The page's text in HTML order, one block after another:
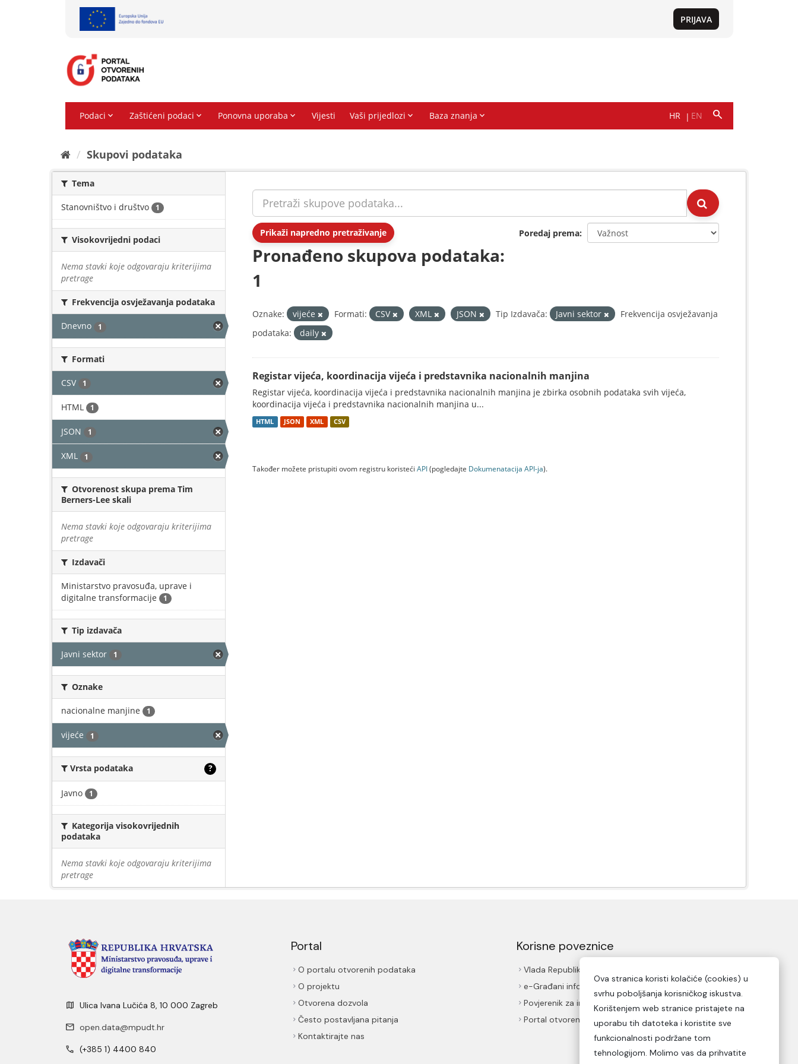
Skupovi podаtаkа
Tema
Stanovništvo i društvo 1
Visokovrijedni podaci
Nema stavki koje odgovaraju kriterijima
pretrage
Frekvencija osvježavanja podataka
Dnevno 1
Formati
CSV 1
HTML 1
JSON 1
XML 1
Otvorenost skupa prema Tim
Berners-Lee skali
Nema stavki koje odgovaraju kriterijima
pretrage
Izdavači
Ministarstvo pravosuđa, uprave i
digitalne transformacije
1
Tip izdavača
Javni sektor 1
Oznake
nacionalne manjine 1
vijeće 1
Vrsta podataka ?
Javno 1
Kategorija visokovrijednih
podataka
Nema stavki koje odgovaraju kriterijima
pretrage
Prikaži napredno pretraživanje Poredaj prema
Pronađeno skupova podataka:
1
Oznake: vijeće Formati: CSV XML JSON Tip Izdavača: Javni sektor
Frekvencija osvježavanja
podataka:
daily
Registar vijeća, koordinacija vijeća i predstavnika nacionalnih manjina
Registar vijeća, koordinacija vijeća i predstavnika nacionalnih manjina je zbirka osobnih podataka svih vijeća,
koordinacija vijeća i predstavnika nacionalnih manjina u...
HTML JSON XML CSV
Također možete pristupiti ovom registru koristeći API(pogledajte Dokumenаtаcijа API-jа).